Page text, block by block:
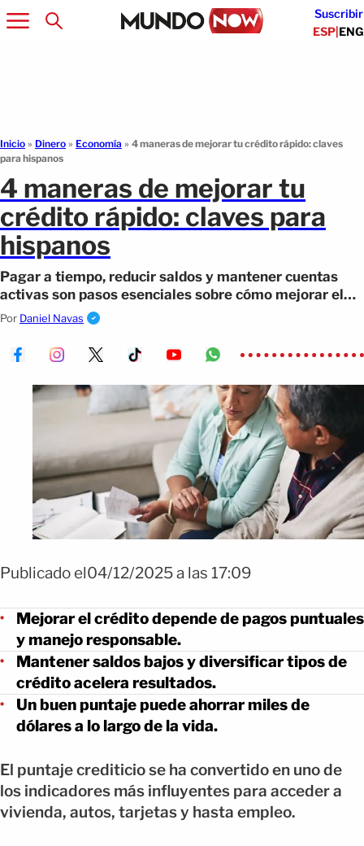
Suscribir
ESP|ENG
Inicio » Dinero » Economía » 4 maneras de mejorar tu crédito rápido: claves
para hispanos
4 maneras de mejorar tu
crédito rápido: claves para
hispanos
Pagar a tiempo, reducir saldos y mantener cuentas
activas son pasos esenciales sobre cómo mejorar el
crédito rápido.
Por Daniel Navas
Publicado el04/12/2025 a las 17:09
Mejorar el crédito depende de pagos puntuales
y manejo responsable.
Mantener saldos bajos y diversificar tipos de
crédito acelera resultados.
Un buen puntaje puede ahorrar miles de
dólares a lo largo de la vida.
El puntaje crediticio se ha convertido en uno de
los indicadores más influyentes para acceder a
vivienda, autos, tarjetas y hasta empleo.